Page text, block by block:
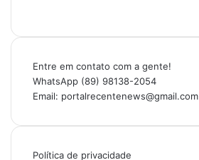
Entre em contato com a gente!
WhatsApp (89) 98138-2054
Email: portalrecentenews@gmail.com
Política de privacidade